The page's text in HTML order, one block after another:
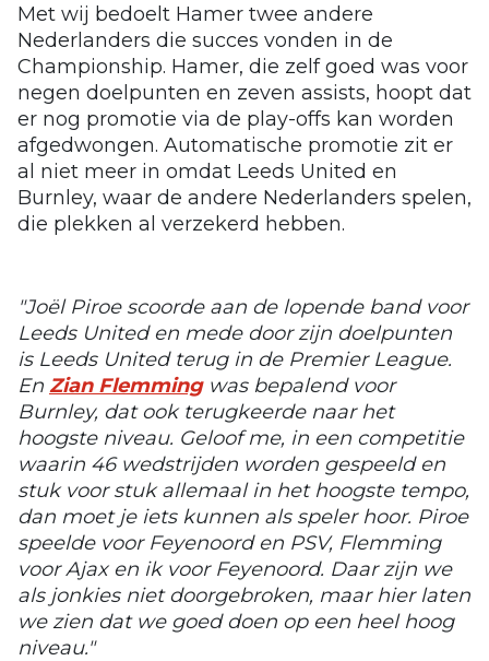
Met wij bedoelt Hamer twee andere
Nederlanders die succes vonden in de
Championship. Hamer, die zelf goed was voor
negen doelpunten en zeven assists, hoopt dat
er nog promotie via de play-offs kan worden
afgedwongen. Automatische promotie zit er
al niet meer in omdat Leeds United en
Burnley, waar de andere Nederlanders spelen,
die plekken al verzekerd hebben.
"Joël Piroe scoorde aan de lopende band voor
Leeds United en mede door zijn doelpunten
is Leeds United terug in de Premier League.
En Zian Flemmingwas bepalend voor
Burnley, dat ook terugkeerde naar het
hoogste niveau. Geloof me, in een competitie
waarin 46 wedstrijden worden gespeeld en
stuk voor stuk allemaal in het hoogste tempo,
dan moet je iets kunnen als speler hoor. Piroe
speelde voor Feyenoord en PSV, Flemming
voor Ajax en ik voor Feyenoord. Daar zijn we
als jonkies niet doorgebroken, maar hier laten
we zien dat we goed doen op een heel hoog
niveau."